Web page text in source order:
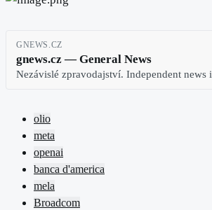
GNEWS.CZ
gnews.cz — General News
Nezávislé zpravodajství. Independent news
olio
meta
openai
banca d'america
mela
Broadcom